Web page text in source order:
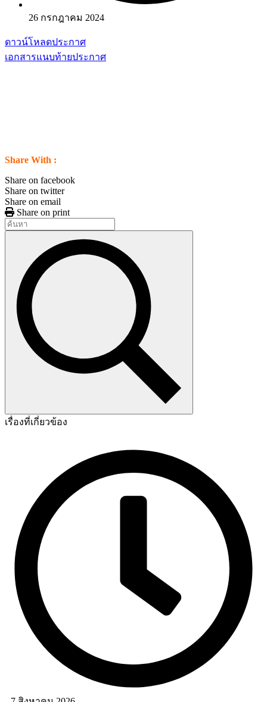
26 กรกฎาคม 2024
ดาวน์โหลดประกาศ
เอกสารแนบท้ายประกาศ
Share With :
Share on facebook
Share on twitter
Share on email
Share on print
เรื่องที่เกี่ยวข้อง